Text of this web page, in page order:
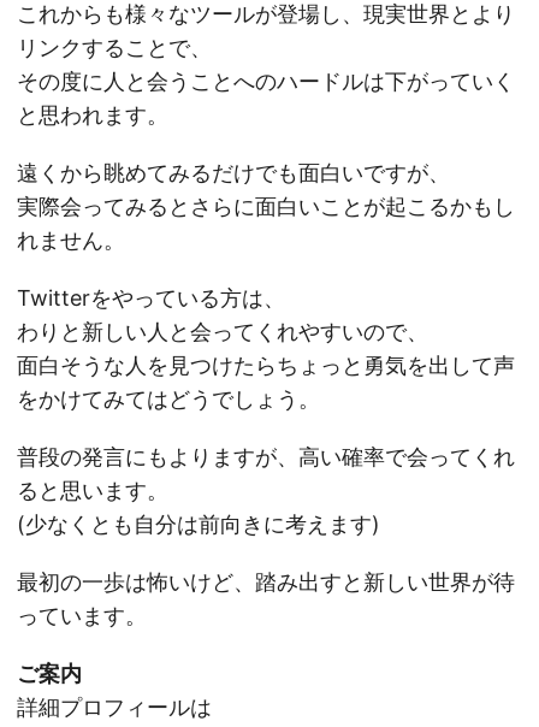
これからも様々なツールが登場し、現実世界とより
リンクすることで、
その度に人と会うことへのハードルは下がっていく
と思われます。
遠くから眺めてみるだけでも面白いですが、
実際会ってみるとさらに面白いことが起こるかもし
れません。
Twitterをやっている方は、
わりと新しい人と会ってくれやすいので、
面白そうな人を見つけたらちょっと勇気を出して声
をかけてみてはどうでしょう。
普段の発言にもよりますが、高い確率で会ってくれ
ると思います。
(少なくとも自分は前向きに考えます)
最初の一歩は怖いけど、踏み出すと新しい世界が待
っています。
ご案内
詳細プロフィールは